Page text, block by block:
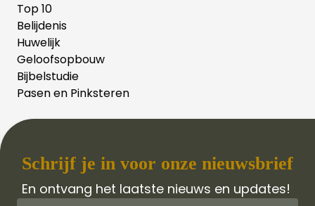
Top 10
Belijdenis
Huwelijk
Geloofsopbouw
Bijbelstudie
Pasen en Pinksteren
Schrijf je in voor onze nieuwsbrief
En ontvang het laatste nieuws en updates!